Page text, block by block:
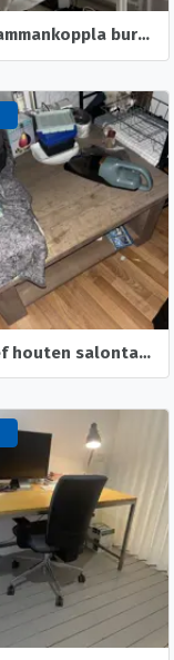
IKEA Sammankoppla bureau + stoel en lamp
Massief houten salontafel